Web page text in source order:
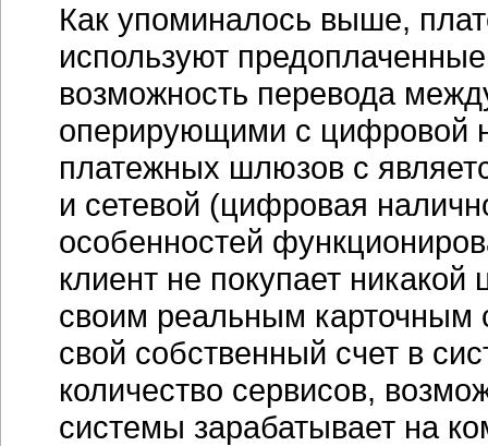
Как упоминалось выше,
используют
возможность перевода
оперирующими с цифровой
платежных шлюзов с
и сетевой (цифровая
особенностей
клиент не покупает
своим реальным карточным
свой собственный счет в
количество сервисов,
системы зарабатывает на